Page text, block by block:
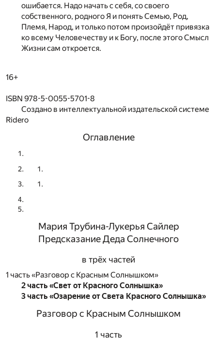
ошибается. Надо начать с себя, со своего
собственного, родного Я и понять Семью, Род,
Племя, Народ, и только потом произойдёт привязка
ко всему Человечеству и к Богу, после этого Смысл
Жизни сам откроется.
16+
ISBN 978-5-0055-5701-8
Создано в интеллектуальной издательской системе
Ridero
Оглавление
Мария Трубина-Лукерья Сайлер
Предсказание Деда Солнечного
в трёх частей
1 часть «Разговор с Красным Солнышком»
2 часть «Свет от Красного Солнышка»
3 часть «Озарение от Света Красного Солнышка»
Разговор с Красным Солнышком
1 часть